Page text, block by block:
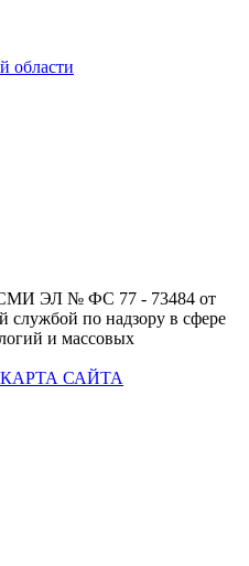
области
СМИ ЭЛ № ФС 77 - 73484 от
службой по надзору в сфере
и массовых
КАРТА САЙТА